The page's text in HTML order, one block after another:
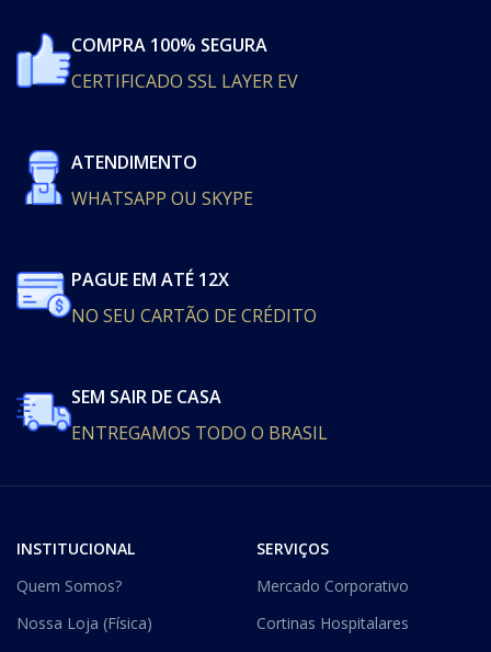
COMPRA 100% SEGURA
CERTIFICADO SSL LAYER EV
ATENDIMENTO
WHATSAPP OU SKYPE
PAGUE EM ATÉ 12X
NO SEU CARTÃO DE CRÉDITO
SEM SAIR DE CASA
ENTREGAMOS TODO O BRASIL
INSTITUCIONAL
Quem Somos?
Nossa Loja (Física)
SERVIÇOS
Mercado Corporativo
Cortinas Hospitalares